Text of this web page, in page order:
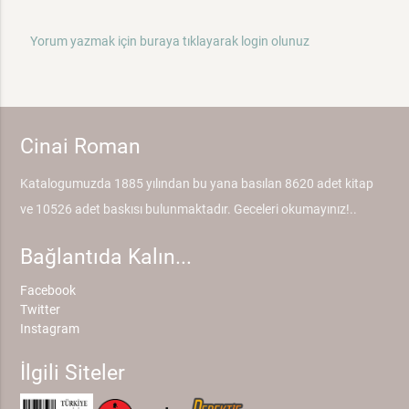
Yorum yazmak için buraya tıklayarak login olunuz
Cinai Roman
Katalogumuzda 1885 yılından bu yana basılan 8620 adet kitap
ve 10526 adet baskısı bulunmaktadır. Geceleri okumayınız!..
Bağlantıda Kalın...
Facebook
Twitter
Instagram
İlgili Siteler